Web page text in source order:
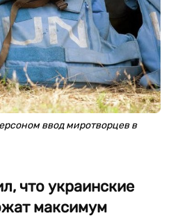
ввод миротворцев в
что украинские
максимум